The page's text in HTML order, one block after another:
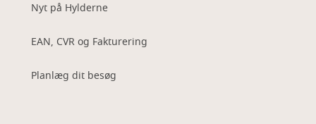
Nyt på Hylderne
EAN, CVR og Fakturering
Planlæg dit besøg